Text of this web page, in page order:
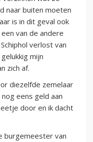
naar buiten moeten
is in dit geval ook
van de andere
verlost van
mijn
zich af.
diezelfde zemelaar
eens geld aan
door en ik dacht
burgemeester van